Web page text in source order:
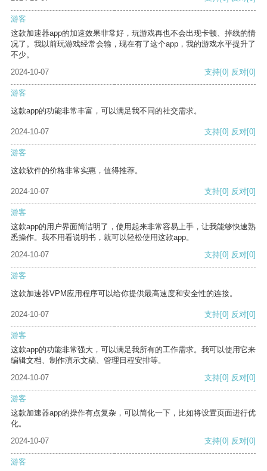
游客
这款加速器app的加速效果非常好，玩游戏再也不会出现卡顿、掉线的情
况了。我以前玩游戏经常会输，现在有了这个app，我的游戏水平提升了
不少。
2024-10-07
支持[0] 反对[0]
游客
这款app的功能非常丰富，可以满足我不同的社交需求。
2024-10-07 支持[0] 反对[0]
游客
这款软件的价格非常实惠，值得推荐。
2024-10-07 支持[0] 反对[0]
游客
这款app的用户界面简洁明了，使用起来非常容易上手，让我能够快速熟
悉操作。我不用看说明书，就可以轻松使用这款app。
2024-10-07
支持[0] 反对[0]
游客
这款加速器VPM应用程序可以给你提供最高速度和安全性的连接。
2024-10-07 支持[0] 反对[0]
游客
这款app的功能非常强大，可以满足我所有的工作需求。我可以使用它来
编辑文档、制作演示文稿、管理日程安排等。
2024-10-07
支持[0] 反对[0]
游客
这款加速器app的操作有点复杂，可以简化一下，比如将设置页面进行优
化。
2024-10-07
支持[0] 反对[0]
游客